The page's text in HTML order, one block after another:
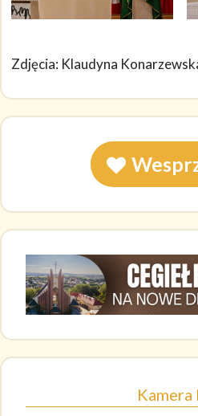
Zdjęcia: Klaudyna
Kamera